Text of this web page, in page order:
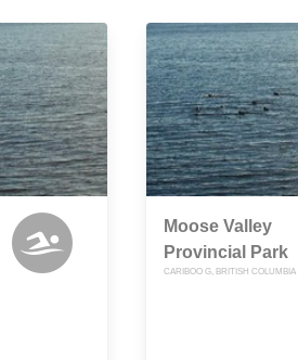
Moose Valley
Provincial Park
CARIBOO G, BRITISH COLUMBIA